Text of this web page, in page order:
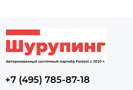
+7 (495) 785-87-18